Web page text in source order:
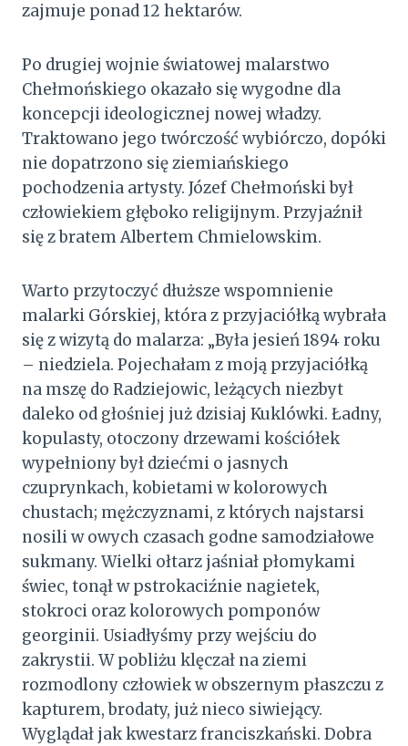
zajmuje ponad 12 hektarów.
Po drugiej wojnie światowej malarstwo
Chełmońskiego okazało się wygodne dla
koncepcji ideologicznej nowej władzy.
Traktowano jego twórczość wybiórczo, dopóki
nie dopatrzono się ziemiańskiego
pochodzenia artysty. Józef Chełmoński był
człowiekiem głęboko religijnym. Przyjaźnił
się z bratem Albertem Chmielowskim.
Warto przytoczyć dłuższe wspomnienie
malarki Górskiej, która z przyjaciółką wybrała
się z wizytą do malarza: „Była jesień 1894 roku
– niedziela. Pojechałam z moją przyjaciółką
na mszę do Radziejowic, leżących niezbyt
daleko od głośniej już dzisiaj Kuklówki. Ładny,
kopulasty, otoczony drzewami kościółek
wypełniony był dziećmi o jasnych
czuprynkach, kobietami w kolorowych
chustach; mężczyznami, z których najstarsi
nosili w owych czasach godne samodziałowe
sukmany. Wielki ołtarz jaśniał płomykami
świec, tonął w pstrokaciźnie nagietek,
stokroci oraz kolorowych pomponów
georginii. Usiadłyśmy przy wejściu do
zakrystii. W pobliżu klęczał na ziemi
rozmodlony człowiek w obszernym płaszczu z
kapturem, brodaty, już nieco siwiejący.
Wyglądał jak kwestarz franciszkański. Dobra